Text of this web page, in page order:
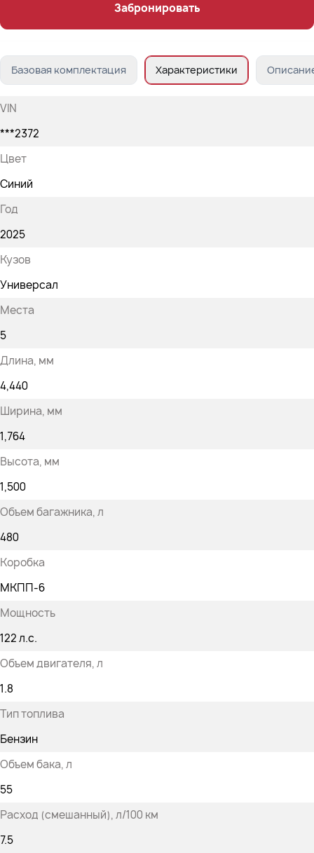
Забронировать
Базовая комплектация Характеристики
VIN
***2372
Цвет
Синий
Год
2025
Кузов
Универсал
Места
5
Длина, мм
4,440
Ширина, мм
1,764
Высота, мм
1,500
Объем багажника, л
480
Коробка
МКПП-6
Мощность
122 л.с.
Объем двигателя, л
1.8
Тип топлива
Бензин
Объем бака, л
55
Расход (смешанный), л/100 км
7.5